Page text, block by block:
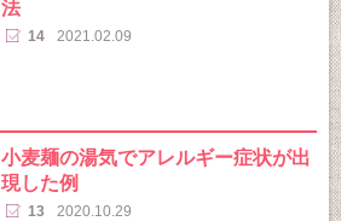
法
14 2021.02.09
小麦麺の湯気でアレルギー症状が出
現した例
13 2020.10.29